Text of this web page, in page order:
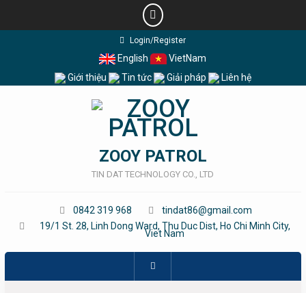
Login/Register
English
VietNam
Giới thiệu
Tin tức Giải pháp Liên hệ
ZOOY PATROL
TIN DAT TECHNOLOGY CO., LTD
0842 319 968
tindat86@gmail.com
19/1 St. 28, Linh Dong Ward, Thu Duc Dist, Ho Chi Minh City,
Viet Nam